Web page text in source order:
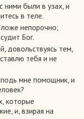
ними были в узах, и
в теле.
ложе непорочно;
Бог.
довольствуясь тем,
тебя и не
мне помощник, и
которые
и, взирая на